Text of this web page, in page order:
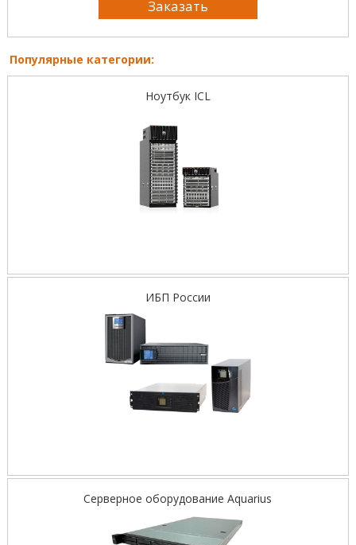
Заказать
Популярные категории:
Ноутбук ICL
ИБП России
Серверное оборудование Aquarius